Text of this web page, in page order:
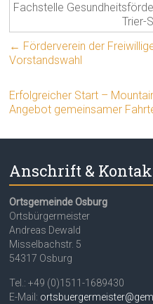
Fachstelle
Trier-
← Förderverein der
Vorstandswahl
Erfolgreicher Start –
Angebot gemeinsamer
Anschrift &
Ortsgemeinde Osburg
Ortsbürgermeister
Andreas Dewald
Misselbachstr. 5
54317 Osburg
Tel.: +49 (0)1511-1689430
E-Mail: